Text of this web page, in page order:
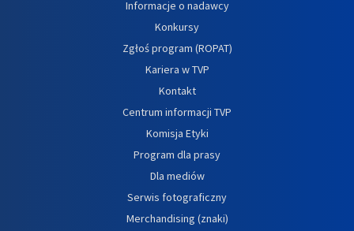
Informacje o nadawcy
Konkursy
Zgłoś program (ROPAT)
Kariera w TVP
Kontakt
Centrum informacji TVP
Komisja Etyki
Program dla prasy
Dla mediów
Serwis fotograficzny
Merchandising (znaki)